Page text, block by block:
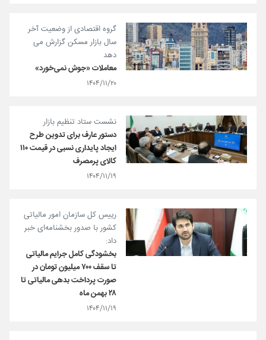
گروه اقتصادی از وضعیت آخر
سال بازار مسکن گزارش می
دهد
معاملات «جوش نمی‌خورد»
۱۴۰۴/۱۱/۲۰
نشست ستاد تنظیم بازار
دستور عارف برای تدوین طرح
ایجاد پایداری نسبی در قیمت ۱۱۰
کالای پرمصرف
۱۴۰۴/۱۱/۱۹
رییس کل سازمان امور مالیاتی
کشور با صدور بخشنامه‌ای خبر
داد:
بخشودگی کامل جرایم مالیاتی
تا سقف ۷۰۰ میلیون تومان در
صورت پرداخت بدهی مالیاتی تا
۲۸ بهمن ماه
۱۴۰۴/۱۱/۱۹